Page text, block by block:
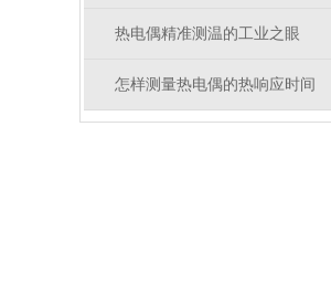
热电偶精准测温的工业之眼
怎样测量热电偶的热响应时间